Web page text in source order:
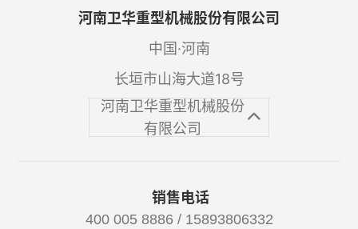
河南卫华重型机械股份有限公司
中国·河南
长垣市山海大道18号
河南卫华重型机械股份
有限公司
销售电话
400 005 8886 / 15893806332